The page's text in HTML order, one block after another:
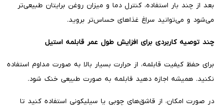
بعد از چند بار استفاده، کنترل دما و میزان روغن برایتان طبیعی‌تر
می‌شود و می‌توانید سراغ غذاهای حساس‌تر بروید.
چند توصیه کاربردی برای افزایش طول عمر قابلمه استیل
برای حفظ کیفیت قابلمه، از حرارت بسیار بالا به صورت مداوم استفاده
نکنید. همیشه اجازه دهید قابلمه به صورت طبیعی خنک شود.
در صورت امکان، از قاشق‌های چوبی یا سیلیکونی استفاده کنید تا